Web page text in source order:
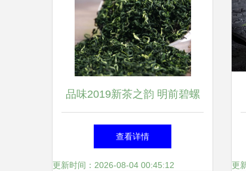
品味2019新茶之韵 明前碧螺
春，清香与浓香的交融
查看详情
更新时间：2026-08-04 00:45:12 更